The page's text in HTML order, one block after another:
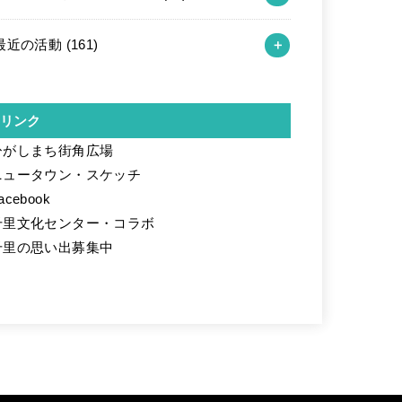
近の活動 (161)
リンク
がしまち街角広場
ュータウン・スケッチ
里文化センター・コラボ
里の思い出募集中